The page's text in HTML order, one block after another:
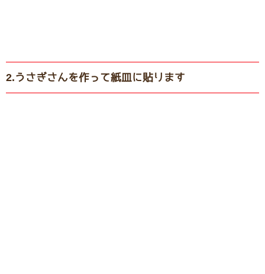
2.うさぎさんを作って紙皿に貼ります